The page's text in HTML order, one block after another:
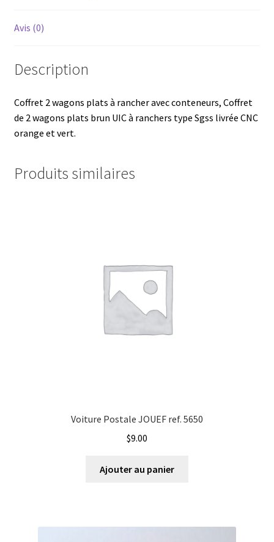
Avis (0)
Description
Coffret 2 wagons plats à rancher avec conteneurs, Coffret
de 2 wagons plats brun UIC à ranchers type Sgss livrée CNC
orange et vert.
Produits similaires
Voiture Postale JOUEF ref. 5650
$9.00
Ajouter au panier